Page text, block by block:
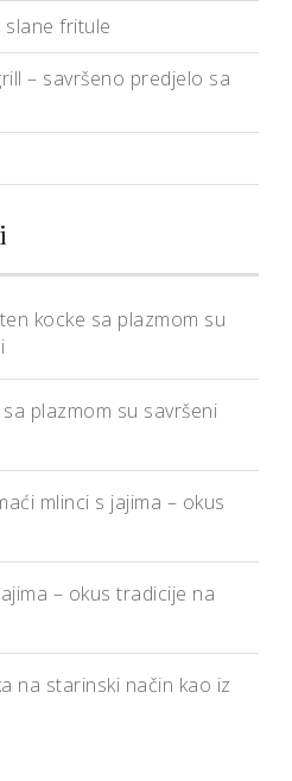
slane fritule
– savršeno predjelo sa
kocke sa plazmom su
plazmom su savršeni
mlinci s jajima – okus
– okus tradicije na
na starinski način kao iz